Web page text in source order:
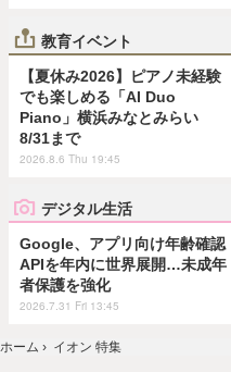
教育イベント
【夏休み2026】ピアノ未経験
でも楽しめる「AI Duo
Piano」横浜みなとみらい
8/31まで
2026.8.6 Thu 19:45
デジタル生活
Google、アプリ向け年齢確認
APIを年内に世界展開…未成年
者保護を強化
2026.7.31 Fri 13:45
ホーム › イオン 特集